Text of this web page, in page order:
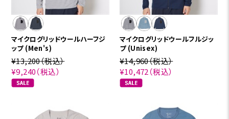
マイクログリッドウールハーフジ
ップ (Men's)
¥13,200（税込）
¥9,240（税込）
マイクログリッドウールフルジッ
プ (Unisex)
¥14,960（税込）
¥10,472（税込）